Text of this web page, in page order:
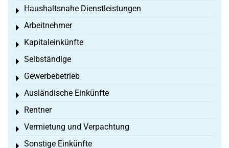
Haushaltsnahe Dienstleistungen
Toggle menu
Arbeitnehmer
Toggle menu
Kapitaleinkünfte
Toggle menu
Selbständige
Toggle menu
Gewerbebetrieb
Toggle menu
Ausländische Einkünfte
Toggle menu
Rentner
Toggle menu
Vermietung und Verpachtung
Toggle menu
Sonstige Einkünfte